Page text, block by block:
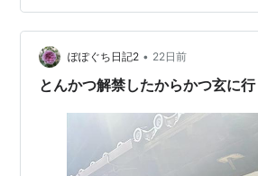
は厚切りロースかつかな。 厚切りロ
たしかにやや厚め。 脂身が少ないこ
す。 過去に脂身多めでげんなりした経
スはほどほどの脂身が…
ぽぽぐち日記2 • 22日前
とんかつ解禁したからかつ玄に行